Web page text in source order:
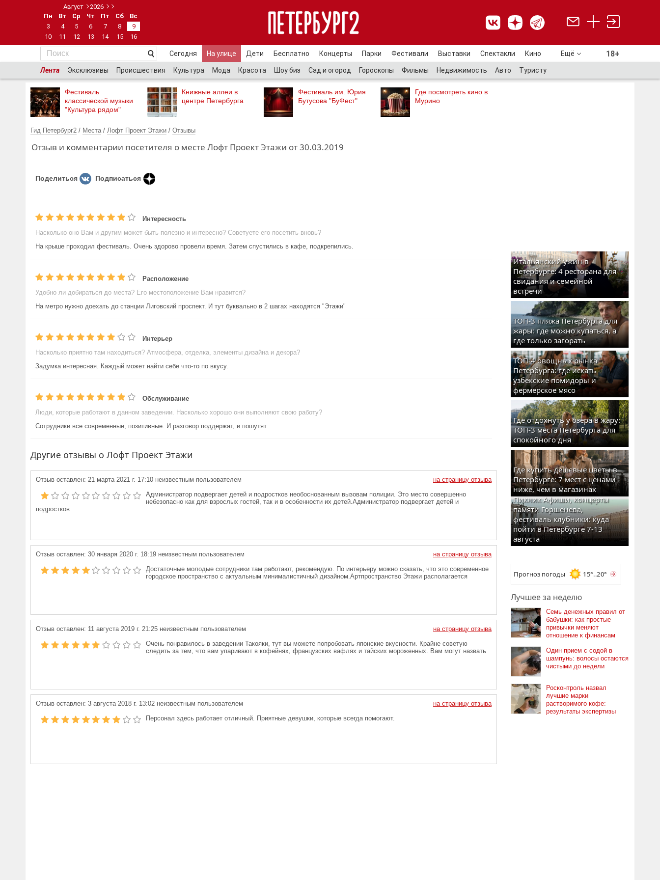
Август
2026
Пн
Вт Ср Чт Пт Сб
Вс
3
4 5 6 7 8
9
10
11 12 13 14 15 16
Сегодня На улице Дети Бесплатно Концерты Парки Фестивали Выставки Спектакли Кино Ещё 18+
Лента Эксклюзивы Происшествия Культура Мода Красота Шоу биз Сад и огород Гороскопы Фильмы Недвижимость Авто Туристу
Фестиваль
классической музыки
"Культура рядом"
Книжные аллеи в
центре Петербурга
Фестиваль им. Юрия
Бутусова "БуФест"
Где посмотреть кино в
Мурино
Гид Петербург2 / Места / Лофт Проект Этажи / Отзывы
Отзыв и комментарии посетителя о месте Лофт Проект Этажи от 30.03.2019
Поделиться Подписаться
Интересность
Насколько оно Вам и другим может быть полезно и интересно? Советуете его посетить вновь?
На крыше проходил фестиваль. Очень здорово провели время. Затем спустились в кафе, подкрепились.
Расположение
Удобно ли добираться до места? Его местоположение Вам нравится?
На метро нужно доехать до станции Лиговский проспект. И тут буквально в 2 шагах находятся "Этажи"
Интерьер
Насколько приятно там находиться? Атмосфера, отделка, элементы дизайна и декора?
Задумка интересная. Каждый может найти себе что-то по вкусу.
Обслуживание
Люди, которые работают в данном заведении. Насколько хорошо они выполняют свою работу?
Сотрудники все современные, позитивные. И разговор поддержат, и пошутят
Другие отзывы о Лофт Проект Этажи
Отзыв оставлен: 21 марта 2021 г. 17:10 неизвестным пользователем
на страницу отзыва
Администратор подвергает детей и подростков необоснованным вызовам полиции. Это место совершенно
небезопасно как для взрослых гостей, так и в особенности их детей.Администратор подвергает детей и
подростков
Отзыв оставлен: 30 января 2020 г. 18:19 неизвестным пользователем
на страницу отзыва
Достаточные молодые сотрудники там работают, рекомендую. По интерьеру можно сказать, что это современное
городское пространство с актуальным минималистичный дизайном.Артпространство Этажи располагается
Отзыв оставлен: 11 августа 2019 г. 21:25 неизвестным пользователем
на страницу отзыва
Очень понравилось в заведении Такояки, тут вы можете попробовать японские вкусности. Крайне советую
следить за тем, что вам упаривают в кофейнях, французских вафлях и тайских мороженных. Вам могут назвать
Отзыв оставлен: 3 августа 2018 г. 13:02 неизвестным пользователем
на страницу отзыва
Персонал здесь работает отличный. Приятные девушки, которые всегда помогают.
Итальянский ужин в
Петербурге: 4 ресторана для
свидания и семейной
встречи
ТОП-3 пляжа Петербурга для
жары: где можно купаться, а
где только загорать
ТОП-4 овощных рынка
Петербурга: где искать
узбекские помидоры и
фермерское мясо
Где отдохнуть у озера в жару:
ТОП-3 места Петербурга для
спокойного дня
Где купить дешевые цветы в
Петербурге: 7 мест с ценами
ниже, чем в магазинах
Пикник Афиши, концерты
памяти Горшенева,
фестиваль клубники: куда
пойти в Петербурге 7-13
августа
Прогноз погоды 15°..20°
Лучшее за неделю
Семь денежных правил от
бабушки: как простые
привычки меняют
отношение к финансам
Один прием с содой в
шампунь: волосы остаются
чистыми до недели
Росконтроль назвал
лучшие марки
растворимого кофе:
результаты экспертизы